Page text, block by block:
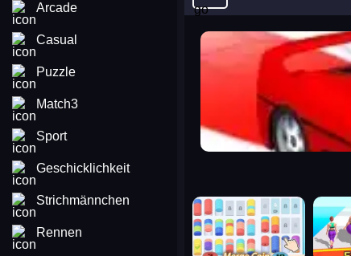
Arcade
Casual
Puzzle
Match3
Sport
Geschicklichkeit
Strichmännchen
Rennen
arena king
merge coin fat to fit